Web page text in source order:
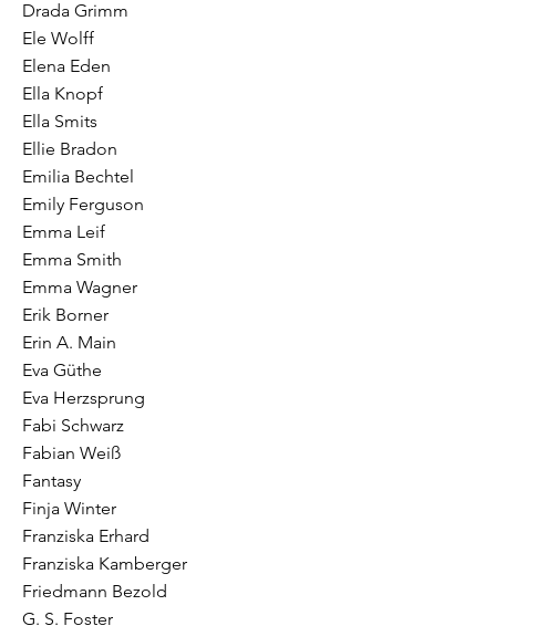
Drada Grimm
Ele Wolff
Elena Eden
Ella Knopf
Ella Smits
Ellie Bradon
Emilia Bechtel
Emily Ferguson
Emma Leif
Emma Smith
Emma Wagner
Erik Borner
Erin A. Main
Eva Güthe
Eva Herzsprung
Fabi Schwarz
Fabian Weiß
Fantasy
Finja Winter
Franziska Erhard
Franziska Kamberger
Friedmann Bezold
G. S. Foster